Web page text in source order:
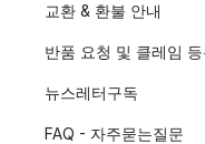
교환 & 환불 안내
반품 요청 및 클레임 등
뉴스레터구독
FAQ - 자주묻는질문